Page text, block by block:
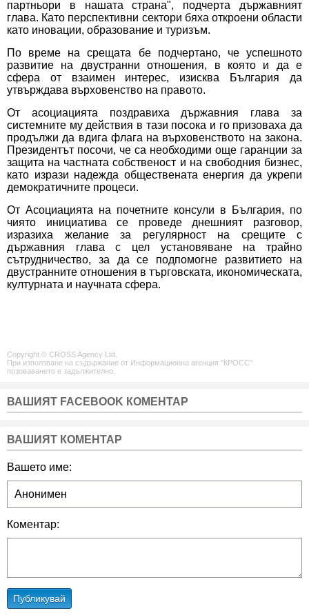
партньори в нашата страна", подчерта държавният
глава. Като перспективни сектори бяха откроени области
като иновации, образование и туризъм.
По време на срещата бе подчертано, че успешното
развитие на двустранни отношения, в която и да е
сфера от взаимен интерес, изисква България да
утвърждава върховенство на правото.
От асоциацията поздравиха държавния глава за
системните му действия в тази посока и го призоваха да
продължи да вдига флага на върховенството на закона.
Президентът посочи, че са необходими още гаранции за
защита на частната собственост и на свободния бизнес,
като изрази надежда обществената енергия да укрепи
демократичните процеси.
От Асоциацията на почетните консули в България, по
чиято инициатива се проведе днешният разговор,
изразиха желание за регулярност на срещите с
държавния глава с цел установяване на трайно
сътрудничество, за да се подпомогне развитието на
двустранните отношения в търговската, икономическата,
културната и научната сфера.
Copyright © CROSS Agency Ltd.
При използване на съдържание от Информационна агенция "КРОСС"
позоваването е задължително.
ВАШИЯТ FACEBOOK КОМЕНТАР
ВАШИЯТ КОМЕНТАР
Вашето име:
Коментар:
Публикувай